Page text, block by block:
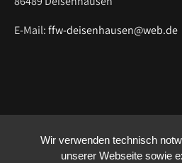
E-Mail:ffw-deisenhausen@web.de
Wir verwenden technisch
unserer Webseite sowie